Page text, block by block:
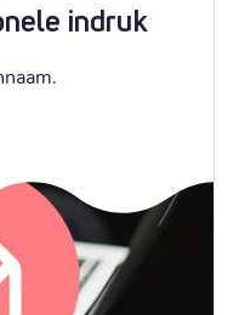
indruk